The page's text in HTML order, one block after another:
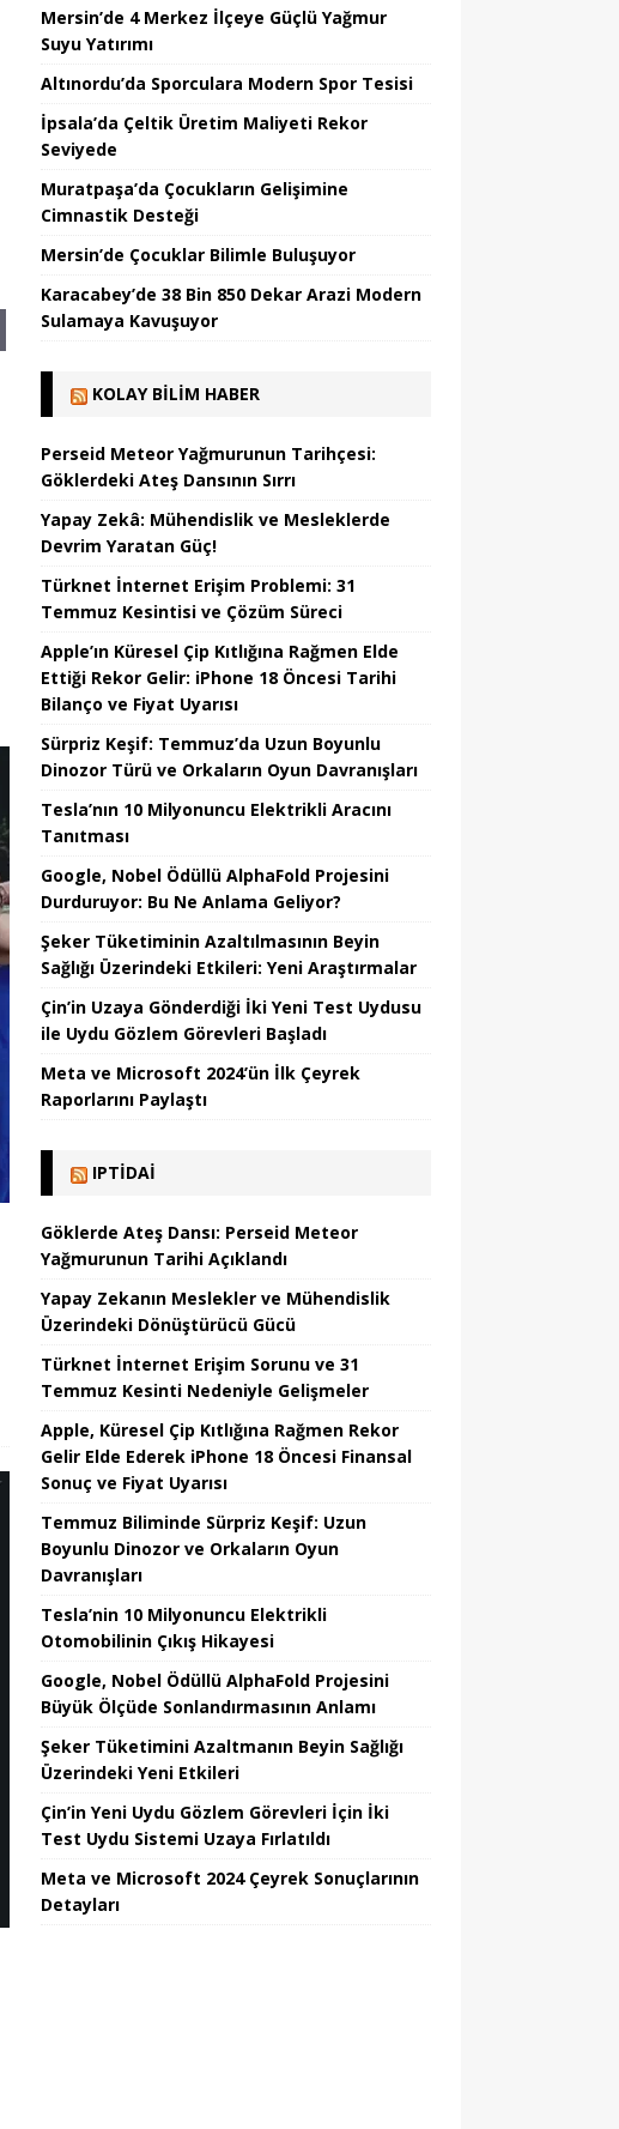
Mersin’de 4 Merkez İlçeye Güçlü Yağmur
Suyu Yatırımı
Altınordu’da Sporculara Modern Spor Tesisi
İpsala’da Çeltik Üretim Maliyeti Rekor
Seviyede
Muratpaşa’da Çocukların Gelişimine
Cimnastik Desteği
Mersin’de Çocuklar Bilimle Buluşuyor
Karacabey’de 38 Bin 850 Dekar Arazi Modern
Sulamaya Kavuşuyor
KOLAY BILIM HABER
Perseid Meteor Yağmurunun Tarihçesi:
Göklerdeki Ateş Dansının Sırrı
Yapay Zekâ: Mühendislik ve Mesleklerde
Devrim Yaratan Güç!
Türknet İnternet Erişim Problemi: 31
Temmuz Kesintisi ve Çözüm Süreci
Apple’ın Küresel Çip Kıtlığına Rağmen Elde
Ettiği Rekor Gelir: iPhone 18 Öncesi Tarihi
Bilanço ve Fiyat Uyarısı
Sürpriz Keşif: Temmuz’da Uzun Boyunlu
Dinozor Türü ve Orkaların Oyun Davranışları
Tesla’nın 10 Milyonuncu Elektrikli Aracını
Tanıtması
Google, Nobel Ödüllü AlphaFold Projesini
Durduruyor: Bu Ne Anlama Geliyor?
Şeker Tüketiminin Azaltılmasının Beyin
Sağlığı Üzerindeki Etkileri: Yeni Araştırmalar
Çin’in Uzaya Gönderdiği İki Yeni Test Uydusu
ile Uydu Gözlem Görevleri Başladı
Meta ve Microsoft 2024’ün İlk Çeyrek
Raporlarını Paylaştı
IPTIDAI
Göklerde Ateş Dansı: Perseid Meteor
Yağmurunun Tarihi Açıklandı
Yapay Zekanın Meslekler ve Mühendislik
Üzerindeki Dönüştürücü Gücü
Türknet İnternet Erişim Sorunu ve 31
Temmuz Kesinti Nedeniyle Gelişmeler
Apple, Küresel Çip Kıtlığına Rağmen Rekor
Gelir Elde Ederek iPhone 18 Öncesi Finansal
Sonuç ve Fiyat Uyarısı
Temmuz Biliminde Sürpriz Keşif: Uzun
Boyunlu Dinozor ve Orkaların Oyun
Davranışları
Tesla’nin 10 Milyonuncu Elektrikli
Otomobilinin Çıkış Hikayesi
Google, Nobel Ödüllü AlphaFold Projesini
Büyük Ölçüde Sonlandırmasının Anlamı
Şeker Tüketimini Azaltmanın Beyin Sağlığı
Üzerindeki Yeni Etkileri
Çin’in Yeni Uydu Gözlem Görevleri İçin İki
Test Uydu Sistemi Uzaya Fırlatıldı
Meta ve Microsoft 2024 Çeyrek Sonuçlarının
Detayları